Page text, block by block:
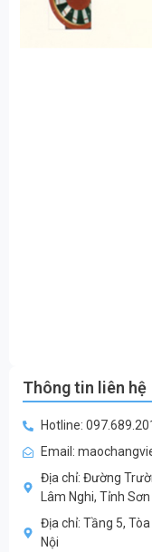
Thông tin liên hệ
Hotline:
Email:
Địa chỉ: Đường
Lâm Nghi, Tỉnh
Địa chỉ: Tầng 5,
Nội